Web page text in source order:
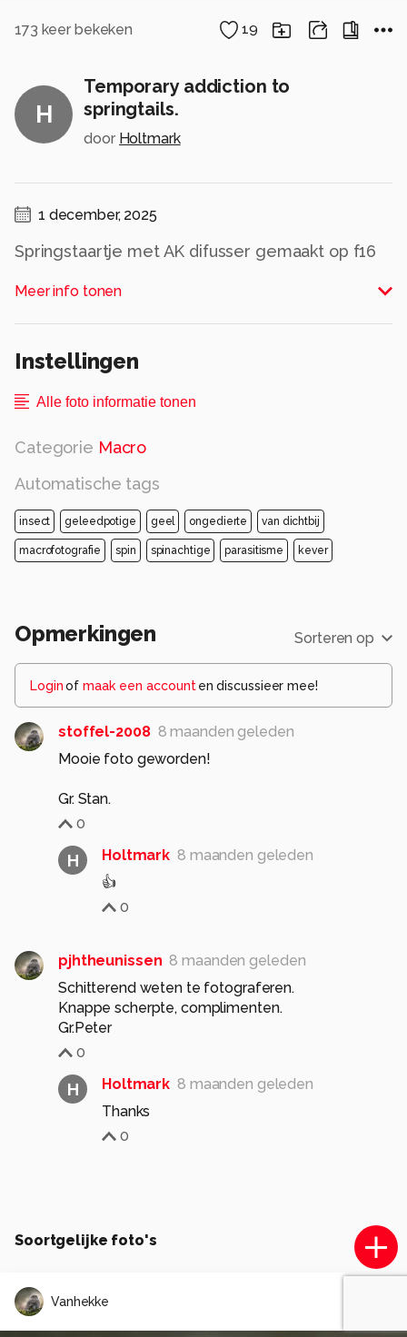
173 keer bekeken 19
H
Temporary addiction to
springtails.
door Holtmark
1 december, 2025
Springstaartje met AK difusser gemaakt op f16
Meer info tonen
Instellingen
Alle foto informatie tonen
Categorie Macro
Automatische tags
insect geleedpotige geel ongedierte van dichtbij
macrofotografie spin spinachtige parasitisme kever
Opmerkingen Sorteren op
Loginof maak een account en discussieer mee!
stoffel-2008 8 maanden geleden
Mooie foto geworden!
Gr. Stan.
0
H Holtmark 8 maanden geleden
👍
0
pjhtheunissen 8 maanden geleden
Schitterend weten te fotograferen.
Knappe scherpte, complimenten.
Gr.Peter
0
H Holtmark 8 maanden geleden
Thanks
0
Soortgelijke foto's
Vanhekke